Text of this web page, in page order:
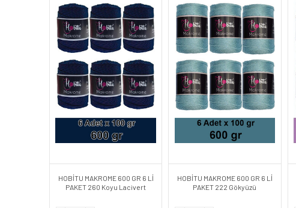
HOBİTU MAKROME 600 GR 6 Lİ
PAKET 260 Koyu Lacivert
HOBİTU MAKROME 600 GR 6 Lİ
PAKET 222 Gökyüzü